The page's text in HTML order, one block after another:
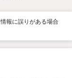
報に誤りがある場合